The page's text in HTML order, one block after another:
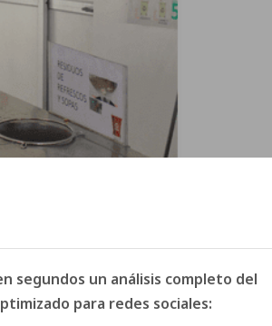
segundos un análisis completo del
para redes sociales: